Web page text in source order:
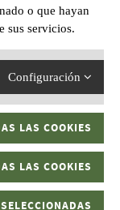
o que hayan
sus servicios.
Configuración
LAS COOKIES
LAS COOKIES
Girona.
Política de privacidad